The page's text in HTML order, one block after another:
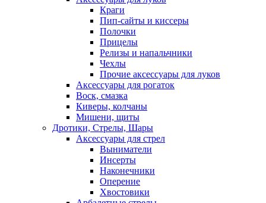
Краги
Пип-сайты и киссеры
Полочки
Прицелы
Релизы и напальчники
Чехлы
Прочие аксессуары для луков
Аксессуары для рогаток
Воск, смазка
Киверы, колчаны
Мишени, щиты
Дротики, Стрелы, Шары
Аксессуары для стрел
Выниматели
Инсерты
Наконечники
Оперение
Хвостовики